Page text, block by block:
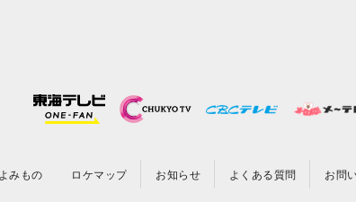
よみもの ロケマップ お知らせ よくある質問 お問